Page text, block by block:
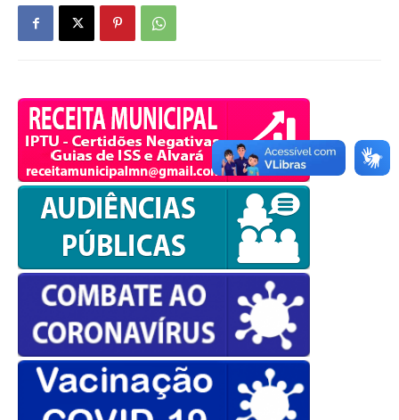
European Commission |
Cookies Policy
powered by WPCookiePro